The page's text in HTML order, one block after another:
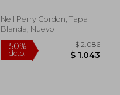
Neil Perry Gordon, Tapa
Blanda, Nuevo